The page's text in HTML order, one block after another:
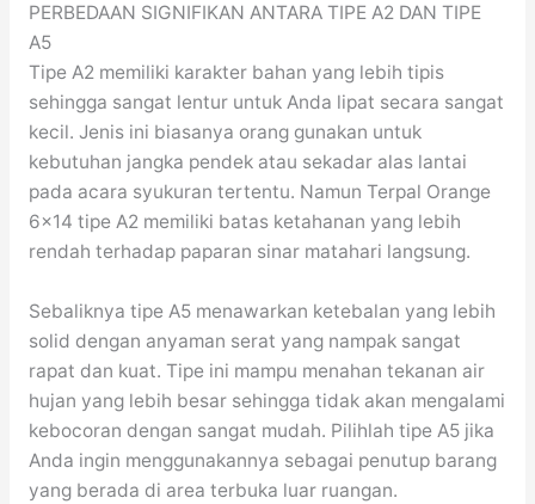
PERBEDAAN SIGNIFIKAN ANTARA TIPE A2 DAN TIPE
A5
Tipe A2 memiliki karakter bahan yang lebih tipis
sehingga sangat lentur untuk Anda lipat secara sangat
kecil. Jenis ini biasanya orang gunakan untuk
kebutuhan jangka pendek atau sekadar alas lantai
pada acara syukuran tertentu. Namun Terpal Orange
6×14 tipe A2 memiliki batas ketahanan yang lebih
rendah terhadap paparan sinar matahari langsung.
Sebaliknya tipe A5 menawarkan ketebalan yang lebih
solid dengan anyaman serat yang nampak sangat
rapat dan kuat. Tipe ini mampu menahan tekanan air
hujan yang lebih besar sehingga tidak akan mengalami
kebocoran dengan sangat mudah. Pilihlah tipe A5 jika
Anda ingin menggunakannya sebagai penutup barang
yang berada di area terbuka luar ruangan.